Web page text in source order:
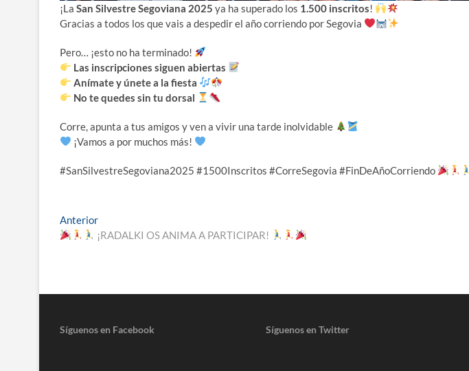
¡La San Silvestre Segoviana 2025 ya ha superado los 1.500 inscritos!
Gracias a todos los que vais a despedir el año corriendo por Segovia
Pero… ¡esto no ha terminado!
Las inscripciones siguen abiertas
Anímate y únete a la fiesta
No te quedes sin tu dorsal
Corre, apunta a tus amigos y ven a vivir una tarde inolvidable
¡Vamos a por muchos más!
#SanSilvestreSegoviana2025 #1500Inscritos #CorreSegovia #FinDeAñoCorriendo
Navegación
de
AnteriorEntrada
anterior:
¡RADALKI OS ANIMA A PARTICIPAR!
Síguenos en Facebook Síguenos en Twitter